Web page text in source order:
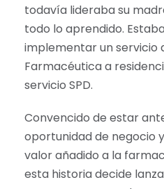
todavía lideraba su
todo lo aprendido.
implementar un servicio
Farmacéutica a
servicio SPD.
Convencido de estar
oportunidad de negocio
valor añadido a la
esta historia decide